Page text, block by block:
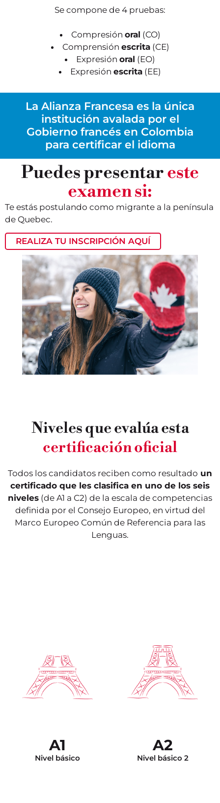
Se compone de 4 pruebas:
Compresión oral (CO)
Comprensión escrita(CE)
Expresión oral (EO)
Expresión escrita (EE)
La Alianza Francesa es la única
institución avalada por el
Gobierno francés en Colombia
para certificar el idioma
Puedes presentareste
examen si:
Te estás postulando como migrante a la península
de Quebec.
REALIZA TU INSCRIPCIÓN AQUÍ
Niveles que evalúa esta
certificación oficial
Todos los candidatos reciben como resultado un
certificado que les clasifica en uno de los seis
niveles (de A1 a C2) de la escala de competencias
definida por el Consejo Europeo, en virtud del
Marco Europeo Común de Referencia para las
Lenguas.
Este nivel evalúa los
conocimientos iniciales.
Se trata del nivel más
elemental de uso del
“de descubrimiento”. En
esta fase, el alumno es
capaz de llevar a cabo
conversaciones sencillas:
puede hablar de sí
mismo y de su entorno
inmediato.
A1
Nivel básico
Este nivel valida los
lingüísticos de un usuario
elemental, considerado
candidato ya es capaz de
realizar tareas sencillas
de la vida cotidiana.
Puede utilizar las
fórmulas de cortesía y de
intercambio más
frecuentes.
A2
Nivel básico 2
Nivel independiente.
Puede entender y
participar en una
discusión, dar su opinión,
Puede argumentar para
dar su opinión,
desarrollar su punto de
vista y sus conocimientos